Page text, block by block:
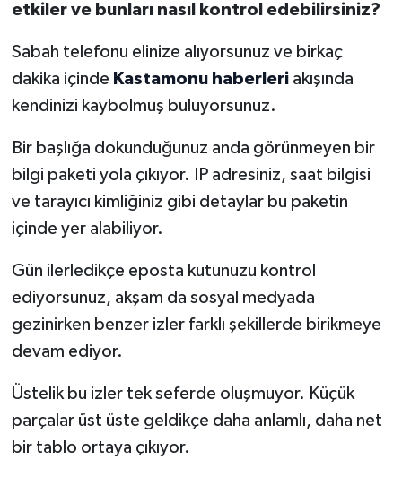
etkiler ve bunları nasıl kontrol edebilirsiniz?
Sabah telefonu elinize alıyorsunuz ve birkaç
dakika içinde Kastamonu haberleriakışında
kendinizi kaybolmuş buluyorsunuz.
Bir başlığa dokunduğunuz anda görünmeyen bir
bilgi paketi yola çıkıyor. IP adresiniz, saat bilgisi
ve tarayıcı kimliğiniz gibi detaylar bu paketin
içinde yer alabiliyor.
Gün ilerledikçe eposta kutunuzu kontrol
ediyorsunuz, akşam da sosyal medyada
gezinirken benzer izler farklı şekillerde birikmeye
devam ediyor.
Üstelik bu izler tek seferde oluşmuyor. Küçük
parçalar üst üste geldikçe daha anlamlı, daha net
bir tablo ortaya çıkıyor.